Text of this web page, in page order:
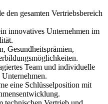
den gesamten Vertriebsbereich
innovatives Unternehmen im
Gesundheitsprämien,
Team und individuelle
eine Schlüsselposition mit